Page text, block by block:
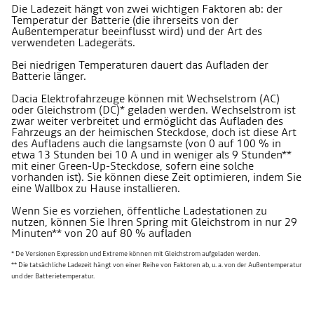
Die Ladezeit hängt von zwei wichtigen Faktoren ab: der
Temperatur der Batterie (die ihrerseits von der
Außentemperatur beeinflusst wird) und der Art des
verwendeten Ladegeräts.
Bei niedrigen Temperaturen dauert das Aufladen der
Batterie länger.
Dacia Elektrofahrzeuge können mit Wechselstrom (AC)
oder Gleichstrom (DC)* geladen werden. Wechselstrom ist
zwar weiter verbreitet und ermöglicht das Aufladen des
Fahrzeugs an der heimischen Steckdose, doch ist diese Art
des Aufladens auch die langsamste (von 0 auf 100 % in
etwa 13 Stunden bei 10 A und in weniger als 9 Stunden**
mit einer Green-Up-Steckdose, sofern eine solche
vorhanden ist). Sie können diese Zeit optimieren, indem Sie
eine Wallbox zu Hause installieren.
Wenn Sie es vorziehen, öffentliche Ladestationen zu
nutzen, können Sie Ihren Spring mit Gleichstrom in nur 29
Minuten** von 20 auf 80 % aufladen
* De Versionen Expression und Extreme können mit Gleichstrom aufgeladen werden.
** Die tatsächliche Ladezeit hängt von einer Reihe von Faktoren ab, u. a. von der Außentemperatur
und der Batterietemperatur.